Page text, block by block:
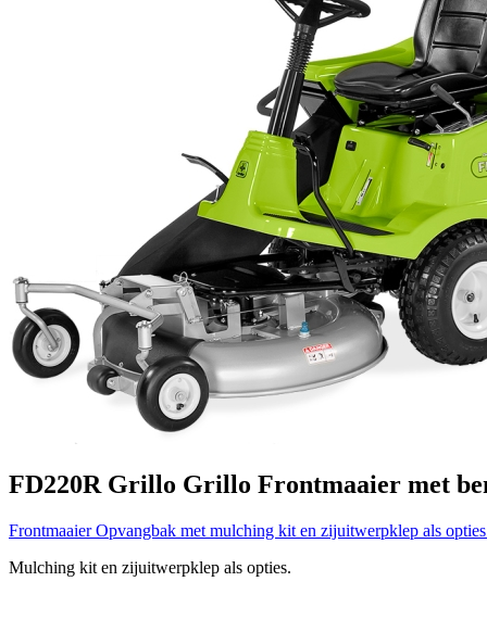
FD220R Grillo Grillo Frontmaaier met
FrontmaaierOpvangbak met mulching kit en zijuitwerpklep als
Mulching kit en zijuitwerpklep als opties.